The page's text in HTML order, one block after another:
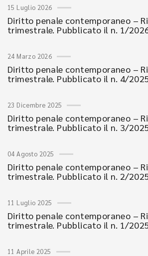
15 Luglio 2026
Diritto penale contemporaneo –
trimestrale. Pubblicato il n. 1/
24 Marzo 2026
Diritto penale contemporaneo –
trimestrale. Pubblicato il n. 4/
23 Dicembre 2025
Diritto penale contemporaneo –
trimestrale. Pubblicato il n. 3/
04 Agosto 2025
Diritto penale contemporaneo –
trimestrale. Pubblicato il n. 2/
11 Luglio 2025
Diritto penale contemporaneo –
trimestrale. Pubblicato il n. 1/
11 Aprile 2025